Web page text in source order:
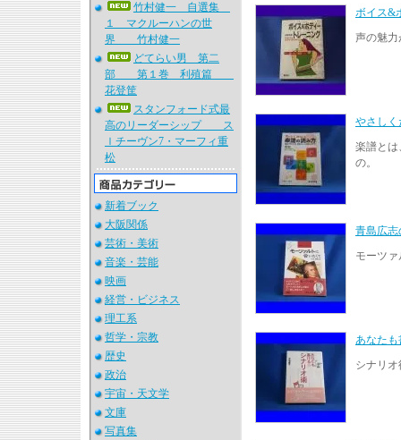
竹村健一 自選集
１ マクルーハンの世
界 竹村健一
どてらい男 第二
部 第１巻 利殖篇
花登筐
スタンフォード式最
高のリーダーシップ ス
ｌチーヴン7・マーフィ重
松
新着ブック
大阪関係
芸術・美術
音楽・芸能
映画
経営・ビジネス
理工系
哲学・宗教
歴史
政治
宇宙・天文学
文庫
写真集
ボイス
声の魅力
やさし
楽譜とは
の。
青島広
モーツ
あなた
シナリオ